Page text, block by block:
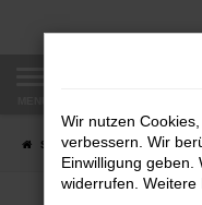
Zum
Startseite
Wir nutzen
verbessern. Wir
Einwilligung
widerrufen.